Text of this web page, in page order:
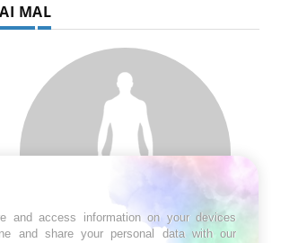
dengue, West Nile :
se passe-t-il dans le sud de la
MAL
and access information on your devices
and share your personal data with our